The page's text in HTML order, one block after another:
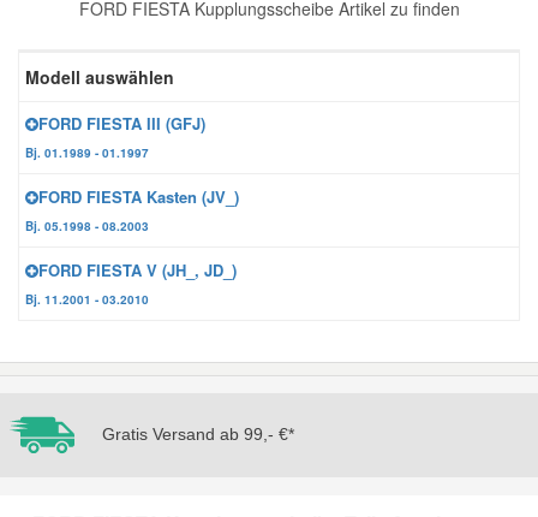
FORD FIESTA Kupplungsscheibe Artikel zu finden
Modell auswählen
FORD FIESTA III (GFJ)
Bj. 01.1989 - 01.1997
FORD FIESTA Kasten (JV_)
Bj. 05.1998 - 08.2003
FORD FIESTA V (JH_, JD_)
Bj. 11.2001 - 03.2010
Gratis Versand ab 99,- €*
Zündanlage und Glühanlage
Kia Ersatzteile